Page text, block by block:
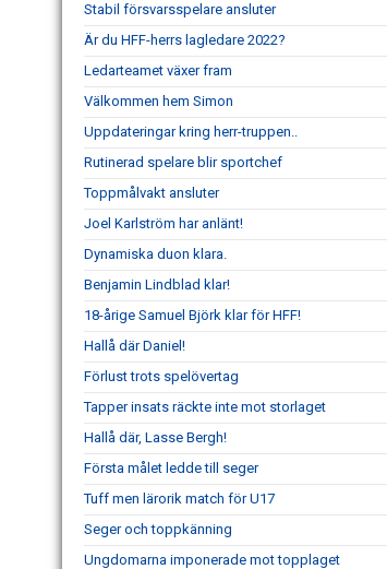
Stabil försvarsspelare ansluter
Är du HFF-herrs lagledare 2022?
Ledarteamet växer fram
Välkommen hem Simon
Uppdateringar kring herr-truppen..
Rutinerad spelare blir sportchef
Toppmålvakt ansluter
Joel Karlström har anlänt!
Dynamiska duon klara.
Benjamin Lindblad klar!
18-årige Samuel Björk klar för HFF!
Hallå där Daniel!
Förlust trots spelövertag
Tapper insats räckte inte mot storlaget
Hallå där, Lasse Bergh!
Första målet ledde till seger
Tuff men lärorik match för U17
Seger och toppkänning
Ungdomarna imponerade mot topplaget